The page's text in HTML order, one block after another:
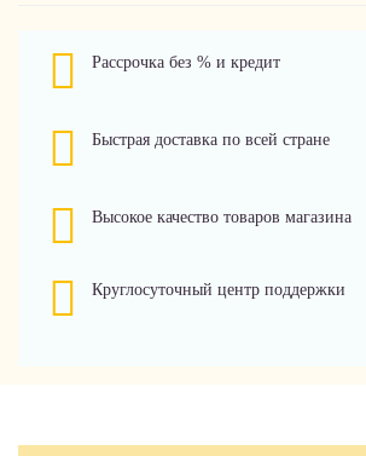
Рассрочка без % и кредит
Быстрая доставка по всей стране
Высокое качество товаров магазина
Круглосуточный центр поддержки